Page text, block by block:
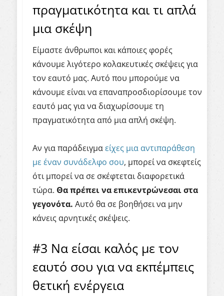
πραγματικότητα και τι απλά
μια σκέψη
Είμαστε άνθρωποι και κάποιες φορές
κάνουμε λιγότερο κολακευτικές σκέψεις για
τον εαυτό μας. Αυτό που μπορούμε να
κάνουμε είναι να επαναπροσδιορίσουμε τον
εαυτό μας για να διαχωρίσουμε τη
πραγματικότητα από μια απλή σκέψη.
Αν για παράδειγμαείχες μια αντιπαράθεση
με έναν συνάδελφο σου, μπορεί να σκεφτείς
ότι μπορεί να σε σκέφτεται διαφορετικά
τώρα. Θα πρέπει να επικεντρώνεσαι στα
γεγονότα. Αυτό θα σε βοηθήσει να μην
κάνεις αρνητικές σκέψεις.
#3 Να είσαι καλός με τον
εαυτό σου για να εκπέμπεις
θετική ενέργεια